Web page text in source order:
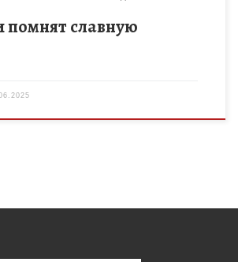
помнят славную